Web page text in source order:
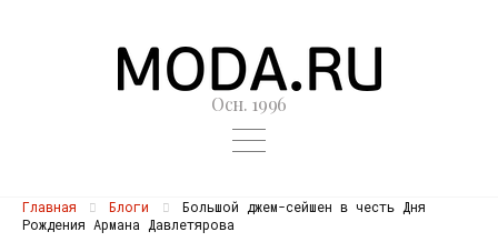
Осн. 1996
Главная Блоги
Большой джем-сейшен в честь Дня
Рождения Армана Давлетярова